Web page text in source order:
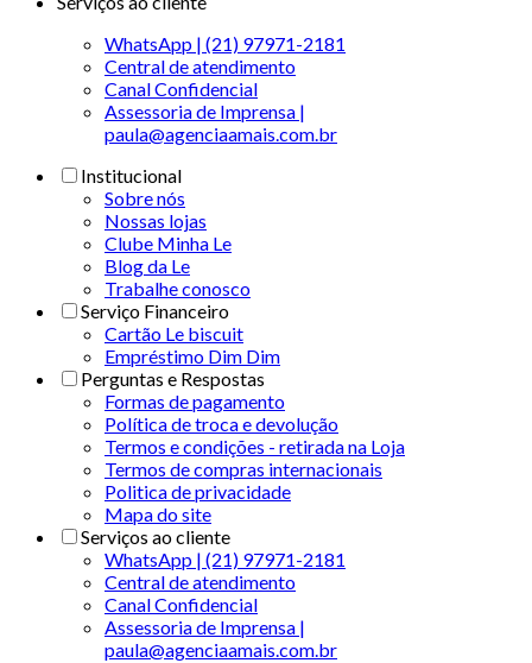
WhatsApp | (21) 97971-2181
Central de atendimento
Canal Confidencial
Assessoria de Imprensa |
paula@agenciaamais.com.br
Institucional
Sobre nós
Nossas lojas
Clube Minha Le
Blog da Le
Trabalhe conosco
Serviço Financeiro
Cartão Le biscuit
Empréstimo Dim Dim
Perguntas e Respostas
Formas de pagamento
Política de troca e devolução
Termos e condições - retirada na Loja
Termos de compras internacionais
Politica de privacidade
Mapa do site
Serviços ao cliente
WhatsApp | (21) 97971-2181
Central de atendimento
Canal Confidencial
Assessoria de Imprensa |
paula@agenciaamais.com.br